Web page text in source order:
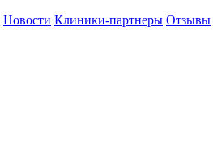
Новости Клиники-партнеры Отзывы